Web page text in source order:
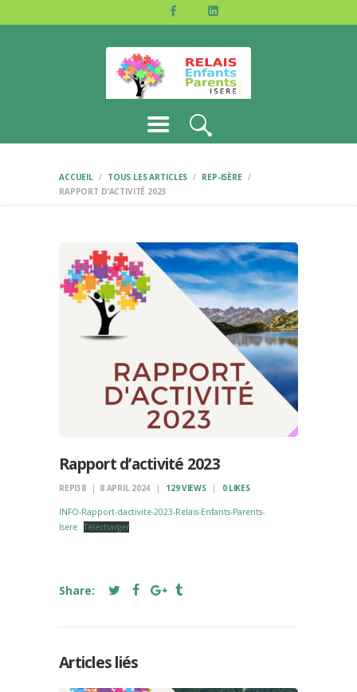
ACCUEIL TOUS LES ARTICLES
REP-ISÈRE
RAPPORT D’ACTIVITÉ 2023
L’ASSOCIATION
JE M’IMPLIQUE
PARTENAIRES
CONTACTS
Rapport d’activité 2023
REPI38 8 APRIL 2024 129VIEWS 0 LIKES
INFO-Rapport-dactivite-2023-Relais-Enfants-Parents-
Isere Télécharger
Share:
Articles liés